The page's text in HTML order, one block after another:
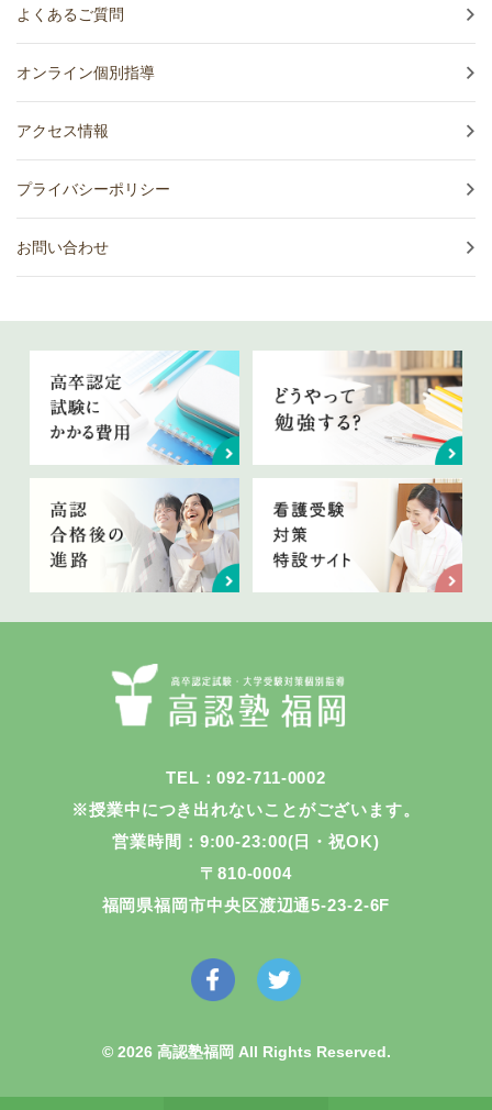
よくあるご質問
オンライン個別指導
アクセス情報
プライバシーポリシー
お問い合わせ
TEL：092-711-0002
※授業中につき出れないことがございます。
営業時間：9:00-23:00(日・祝OK)
〒810-0004
福岡県福岡市中央区渡辺通5-23-2-6F
© 2026 高認塾福岡 All Rights Reserved.